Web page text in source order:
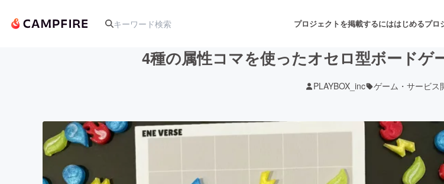
プロジェクトを掲載するにははじめるプロ
アート・写真
テクノロジー・ガジェット ゲーム・サービス開発
4種の属性コマを使ったオセロ型ボード
PLAYBOX_inc ゲーム・サービス